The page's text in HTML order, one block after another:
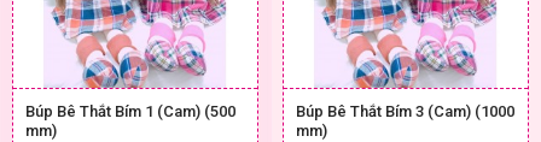
Búp Bê Thắt Bím 1 (Cam) (500
mm)
Búp Bê Thắt Bím 3 (Cam) (1000
mm)